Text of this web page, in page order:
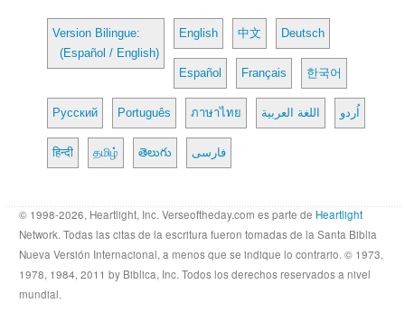
Version Bilingue:
(Español / English)
English 中文 Deutsch
Español Français 한국어
Русский Português ภาษาไทย اللغة العربية اُردو
हिन्दी தமிழ் తెలుగు فارسی
© 1998-2026, Heartlight, Inc. Verseoftheday.com es parte de Heartlight
Network. Todas las citas de la escritura fueron tomadas de la Santa Biblia
Nueva Versión Internacional, a menos que se indique lo contrario. © 1973,
1978, 1984, 2011 by Biblica, Inc. Todos los derechos reservados a nivel
mundial.